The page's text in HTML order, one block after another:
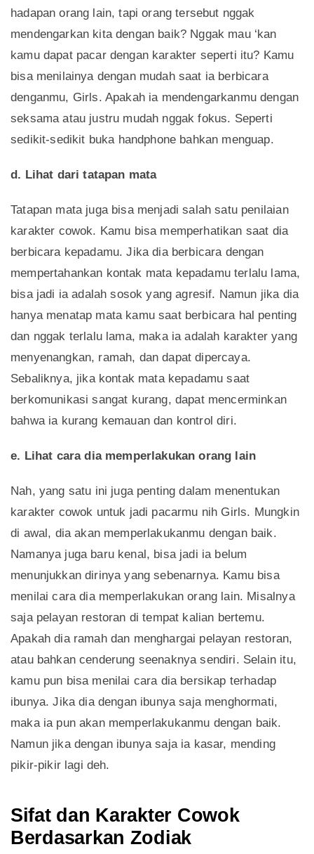
hadapan orang lain, tapi orang tersebut nggak
mendengarkan kita dengan baik? Nggak mau ‘kan
kamu dapat pacar dengan karakter seperti itu? Kamu
bisa menilainya dengan mudah saat ia berbicara
denganmu, Girls. Apakah ia mendengarkanmu dengan
seksama atau justru mudah nggak fokus. Seperti
sedikit-sedikit buka handphone bahkan menguap.
d. Lihat dari tatapan mata
Tatapan mata juga bisa menjadi salah satu penilaian
karakter cowok. Kamu bisa memperhatikan saat dia
berbicara kepadamu. Jika dia berbicara dengan
mempertahankan kontak mata kepadamu terlalu lama,
bisa jadi ia adalah sosok yang agresif. Namun jika dia
hanya menatap mata kamu saat berbicara hal penting
dan nggak terlalu lama, maka ia adalah karakter yang
menyenangkan, ramah, dan dapat dipercaya.
Sebaliknya, jika kontak mata kepadamu saat
berkomunikasi sangat kurang, dapat mencerminkan
bahwa ia kurang kemauan dan kontrol diri.
e. Lihat cara dia memperlakukan orang lain
Nah, yang satu ini juga penting dalam menentukan
karakter cowok untuk jadi pacarmu nih Girls. Mungkin
di awal, dia akan memperlakukanmu dengan baik.
Namanya juga baru kenal, bisa jadi ia belum
menunjukkan dirinya yang sebenarnya. Kamu bisa
menilai cara dia memperlakukan orang lain. Misalnya
saja pelayan restoran di tempat kalian bertemu.
Apakah dia ramah dan menghargai pelayan restoran,
atau bahkan cenderung seenaknya sendiri. Selain itu,
kamu pun bisa menilai cara dia bersikap terhadap
ibunya. Jika dia dengan ibunya saja menghormati,
maka ia pun akan memperlakukanmu dengan baik.
Namun jika dengan ibunya saja ia kasar, mending
pikir-pikir lagi deh.
Sifat dan Karakter Cowok
Berdasarkan Zodiak